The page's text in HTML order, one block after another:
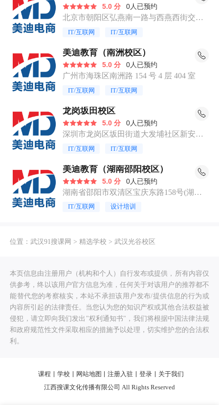
5.0 分 0人已预约
北京市朝阳区弘燕南一路与西燕西街交叉
口西南部富锦源 A 区二层 A202
IT/互联网 IT/互联网
美迪教育（南洲校区）
5.0 分 0人已预约
广州市海珠区南洲路 154 号 4 层 404 室
IT/互联网 IT/互联网
龙岗坂田校区
5.0 分 0人已预约
深圳市龙岗区坂田街道大发埔社区新安街
11号A栋101
IT/互联网 IT/互联网
美迪教育（湖南邵阳校区）
5.0 分 0人已预约
湖南省邵阳市双清区宝庆东路158号(湖南
省汽车技师学院内)
IT/互联网 设计培训
位置：武汉91搜课网 > 精选学校 >武汉光谷校区
本页信息由注册用户（机构和个人）自行发布或提供，所有内容仅
供参考，终以该用户官方信息为准，任何关于对该用户的推荐都不
能替代您的考察核实，本站不承担该用户发布/提供信息的行为或
内容所引起的法律责任。当您认为您的知识产权或其他合法权益被
侵犯，请立即向我们发出"权利通知书"，我们将根据中国法律法规
和政府规范性文件采取相应的措施予以处理，切实维护您的合法权
利。
课程 学校 网站地图 注册入驻 登录
关于我们
江西搜课文化传播有限公司 All Rights Reserved